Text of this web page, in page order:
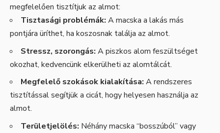
megfelelően tisztítjuk az almot:
Tisztasági problémák: A macska a lakás más
pontjára üríthet, ha koszosnak találja az almot.
Stressz, szorongás: A piszkos alom feszültséget
okozhat, kedvencünk elkerülheti az alomtálcát.
Megfelelő szokások kialakítása: A rendszeres
tisztítással segítjük a cicát, hogy helyesen használja az
almot.
Területjelölés: Néhány macska “bosszúból” vagy